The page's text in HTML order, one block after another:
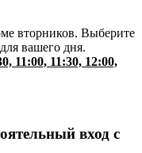
вторников. Выберите
вашего дня.
11:00, 11:30, 12:00,
вход с